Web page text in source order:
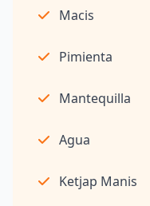
Macis
Pimienta
Mantequilla
Agua
Ketjap Manis